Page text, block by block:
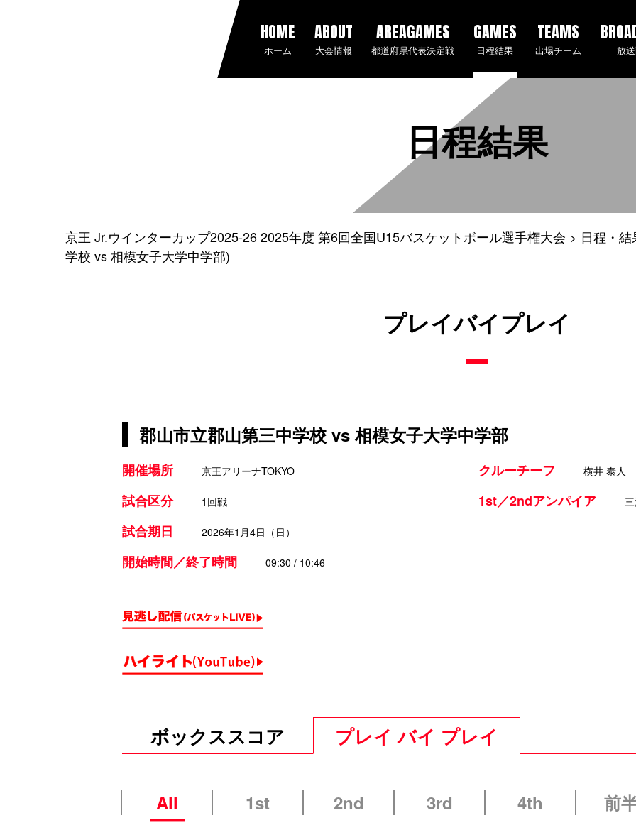
HOME
ホーム
ABOUT
大会情報
AREAGAMES
都道府県代表決定戦
GAMES
日程結果
TEAMS
出場チーム 放
日程結果
京王 Jr.ウインターカップ2025-26 2025年度 第6回全国U15バスケットボール選手権大会 日程・結
学校 vs 相模女子大学中学部)
プレイバイプレイ
郡山市立郡山第三中学校 vs 相模女子大学中学部
開催場所 京王アリーナTOKYO
試合区分 1回戦
試合期日 2026年1月4日（日）
開始時間／終了時間 09:30 / 10:46
クルーチーフ 横井 泰人
1st／2ndアンパイア
ボックススコア プレイ バイ プレイ
All 1st 2nd 3rd 4th 前